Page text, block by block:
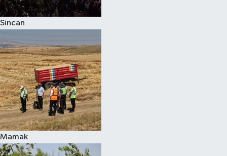
Sincan
Mamak